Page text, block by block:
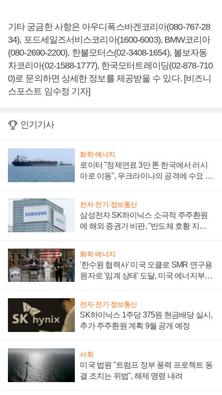
기타 궁금한 사항은 아우디폭스바겐코리아(080-767-28
34), 포드세일즈서비스코리아(1600-6003), BMW코리아
(080-2690-2200), 한불모터스(02-3408-1654), 볼보자동
차코리아(02-1588-1777), 한국모터트레이딩(02-878-710
0)로 문의하면 상세한 정보를 제공받을 수 있다. [비즈니
스포스트 임수정 기자]
인기기사
화학·에너지
로이터 "정제연료 3만 톤 한국에서 러시
아로 이동", 우크라이나의 공격에 수요 늘
전자·전기·정보통신
삼성전자 SK하이닉스 소극적 주주환원
에 해외 증권가 비판, "반도체 호황 지속
화학·에너지
'한수원 협력사' 미국 오클로 SMR 연구용
원자로 '임계 상태' 도달, 미국 에너지부
전자·전기·정보통신
SK하이닉스 1주당 375원 현금배당 실시,
추가 주주환원 계획 9월 공개 예정
사회
미국 법원 "트럼프 정부 풍력 프로젝트 동
결 조치는 위법", 해제 명령 내려